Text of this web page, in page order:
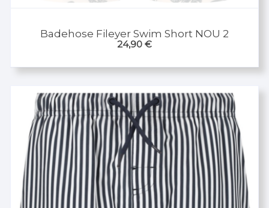
Badehose Fileyer Swim Short NOU 2
24,90 €